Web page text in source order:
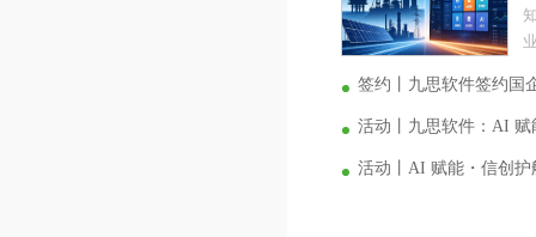
签约丨九思软件签约国
活动丨九思软件：AI
活动丨AI 赋能・信创